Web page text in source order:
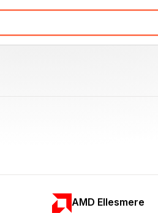
AMD Ellesmere